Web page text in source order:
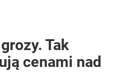
Tak
cenami nad